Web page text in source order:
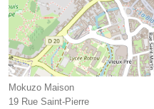
Mokuzo Maison
19 Rue Saint-Pierre